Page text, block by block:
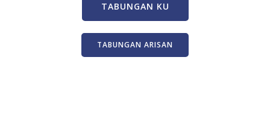
TABUNGAN KU
TABUNGAN ARISAN